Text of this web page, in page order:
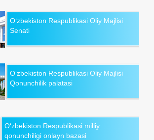
O‘zbekiston Respublikasi Oliy Majlisi
Senati
O‘zbekiston Respublikasi Oliy Majlisi
Qonunchilik palatasi
O‘zbekiston Respublikasi milliy
qonunchiligi onlayn bazasi